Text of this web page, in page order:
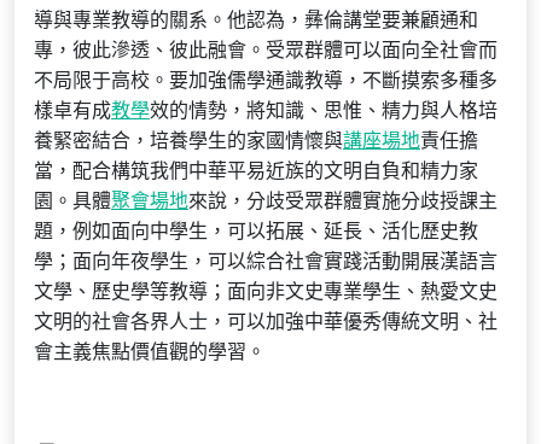
導與專業教導的關系。他認為，彝倫講堂要兼顧通和
專，彼此滲透、彼此融會。受眾群體可以面向全社會而
不局限于高校。要加強儒學通識教導，不斷摸索多種多
樣卓有成教學效的情勢，將知識、思惟、精力與人格培
養緊密結合，培養學生的家國情懷與講座場地責任擔
當，配合構筑我們中華平易近族的文明自負和精力家
園。具體聚會場地來說，分歧受眾群體實施分歧授課主
題，例如面向中學生，可以拓展、延長、活化歷史教
學；面向年夜學生，可以綜合社會實踐活動開展漢語言
文學、歷史學等教導；面向非文史專業學生、熱愛文史
文明的社會各界人士，可以加強中華優秀傳統文明、社
會主義焦點價值觀的學習。